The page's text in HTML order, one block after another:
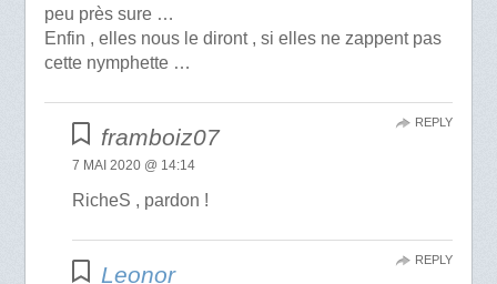
peu près sure …
Enfin , elles nous le diront , si elles ne zappent pas
cette nymphette …
framboiz07
7 MAI 2020 @ 14:14
RicheS , pardon !
REPLY
Leonor
REPLY